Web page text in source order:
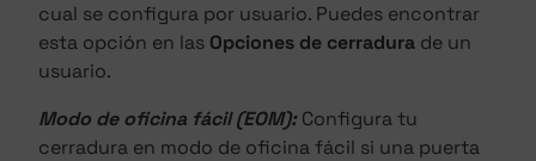
cual se configura por usuario. Puedes encontrar
esta opción en las Opciones de cerradura de un
usuario.
Modo de oficina fácil (EOM):Configura tu
cerradura en modo de oficina fácil si una puerta